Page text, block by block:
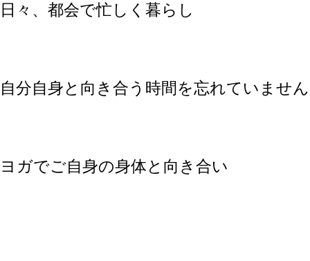
日々、都会で忙しく暮らし
自分自身と向き合う時間を忘れていませ
ヨガでご自身の身体と向き合い